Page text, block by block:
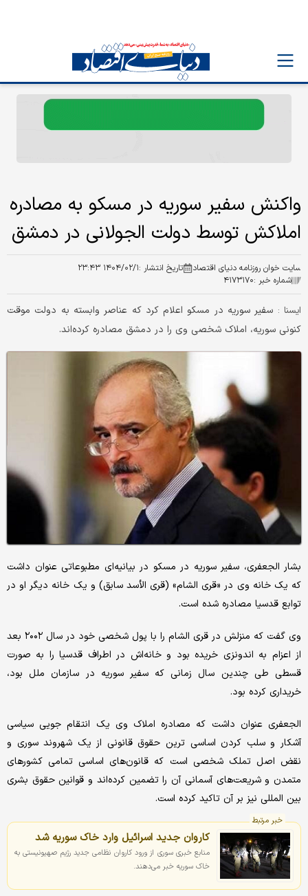
واکنش سفیر سوریه در مسکو به مصادره
املاکش توسط دولت الجولانی در دمشق
سایت خوان روزنامه دنیای اقتصاد تاریخ انتشار :۱۴۰۴/۰۲/۱ ۲۳:۴۳
شماره خبر :۴۱۷۳۱۷۰
ايسنا : سفیر سوریه در مسکو اعلام کرد که عناصر وابسته به دولت موقت
کنونی سوریه، املاک شخصی‌ وی را در دمشق مصادره‌ کرده‌اند.
بشار الجعفری، سفیر سوریه در مسکو در بیانیه‌ای مطبوعاتی عنوان داشت
که یک خانه وی در «قری الشام» (قری الأسد سابق) و یک خانه دیگر او در
توابع قدسیا مصادره شده است.
وی گفت که منزلش در قری الشام را با پول شخصی خود در سال ۲۰۰۲ بعد
از اعزام به اندونزی خریده بود و خانه‌اش در اطراف قدسیا را به صورت
قسطی طی چندین سال‌ زمانی که سفیر سوریه در سازمان ملل بود،
خریداری کرده بود.
الجعفری عنوان داشت که مصادره املاک وی یک انتقام جویی سیاسی
آشکار و سلب کردن اساسی ترین حقوق قانونی‌ از یک شهروند سوری و
نقض اصل تملک شخصی است که قانون‌های اساسی تمامی کشورهای
متمدن و شریعت‌های آسمانی آن را تضمین کرده‌اند و قوانین حقوق بشری
بین المللی نیز بر آن تاکید کرده است.
خبر مرتبط
کاروان جدید اسرائیل وارد خاک سوریه شد
منابع خبری سوری از ورود کاروان نظامی جدید رژیم صهیونیستی به
خاک سوریه خبر می‌دهند.